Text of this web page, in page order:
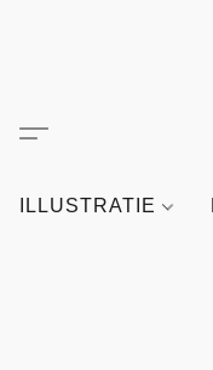
ILLUSTRATIE